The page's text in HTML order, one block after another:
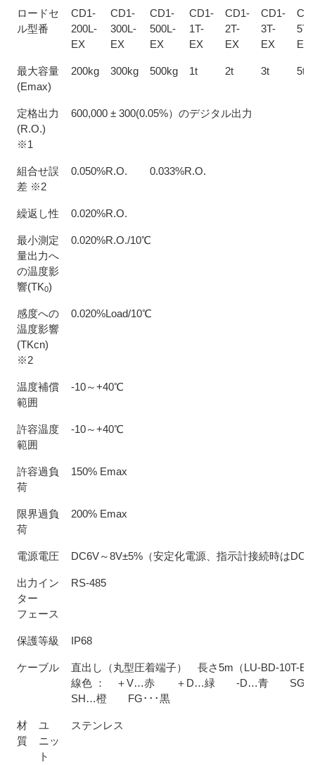
ロードセ
ル型番
CD1-
200L-
EX
CD1-
300L-
EX
CD1-
500L-
EX
CD1-
1T-
EX
CD1-
2T-
EX
CD1-
3T-
EX
5T-
EX
最大容量
(Emax)
200kg 300kg 500kg 1t 2t 3t 5t
定格出力
(R.O.)
※1
600,000 ± 300(0.05%）のデジタル出力
組合せ誤
差 ※2
0.050%R.O. 0.033%R.O.
繰返し性 0.020%R.O.
最小測定
量出力へ
の温度影
響(TK0)
0.020%R.O./10℃
感度への
温度影響
(TKcn)
※2
0.020%Load/10℃
温度補償
範囲
-10～+40℃
許容温度
範囲
-10～+40℃
許容過負
荷
150% Emax
限界過負
荷
200% Emax
電源電圧 DC6V～8V±5%（安定化電源、指示計接続時は
出力イン
ター
フェース
RS-485
保護等級 IP68
ケーブル
直出し（丸型圧着端子） 長さ5m（LU-BD-10T-
線色 ： ＋V…赤 ＋D…緑 -D…青
SH…橙 FG･･･黒
材
質
ユ
ニッ
ト
ステンレス